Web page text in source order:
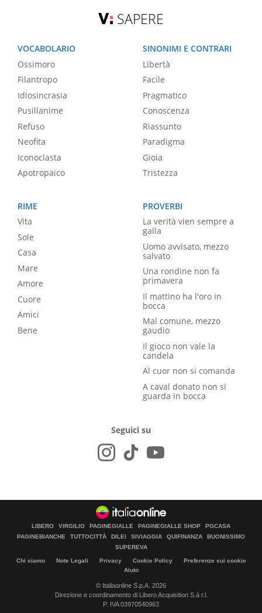
SAPERE
VOCABOLARIO
Ossimoro
Filantropo
Idiosincrasia
Pusillanime
Refuso
Neofita
Iconoclasta
Apotropaico
SINONIMI E CONTRARI
Libertà
Facile
Pragmatico
Conoscenza
Riassunto
Paradigma
Gioia
Tristezza
RIME
Vita
Sole
Casa
Mare
Amore
Cuore
Amici
Bene
PROVERBI
La verità vien sempre a
galla
Uomo avvisato, mezzo
salvato
Una rondine non fa
primavera
Il mattino ha l'oro in
bocca
Mal comune, mezzo
gaudio
Il gioco non vale la
candela
Al cuor non si comanda
A caval donato non si
guarda in bocca
Seguici su
LIBERO VIRGILIO PAGINEGIALLE PAGINEGIALLE SHOP
PGCASA
PAGINEBIANCHE
TUTTOCITTÀ DILEI SIVIAGGIA QUIFINANZA
BUONISSIMO
SUPEREVA
Chi siamo Note Legali Privacy Cookie Policy
Preferenze sui cookie
Aiuto
© Italiaonline S.p.A. 2026
Direzione e coordinamento di Libero Acquisition S.á r.l.
P. IVA 03970540963